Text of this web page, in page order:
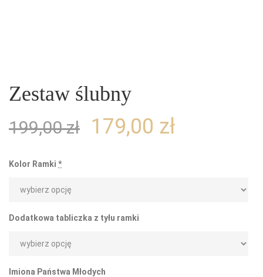
Zestaw ślubny
199,00zł 179,00 zł
Kolor Ramki *
Dodatkowa tabliczka z tyłu ramki
Imiona Państwa Młodych